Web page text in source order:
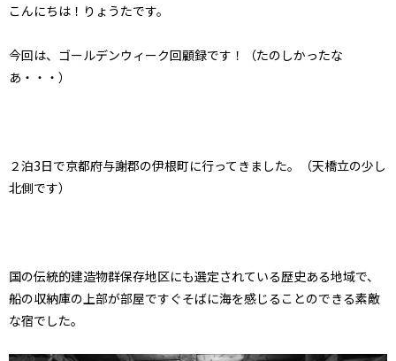
こんにちは！りょうたです。
今回は、ゴールデンウィーク回顧録です！（たのしかったな
あ・・・）
２泊3日で京都府与謝郡の伊根町に行ってきました。（天橋立の少し
北側です）
国の伝統的建造物群保存地区にも選定されている歴史ある地域で、
船の収納庫の上部が部屋ですぐそばに海を感じることのできる素敵
な宿でした。